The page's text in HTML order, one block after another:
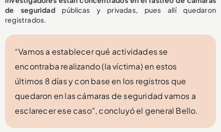
de seguridad públicas y privadas, pues allí quedaron
registrados.
“Vamos a establecer qué actividades se
encontraba realizando (la víctima) en estos
últimos 8 días y con base en los registros que
quedaron en las cámaras de seguridad vamos a
esclarecer ese caso”, concluyó el general Bello.